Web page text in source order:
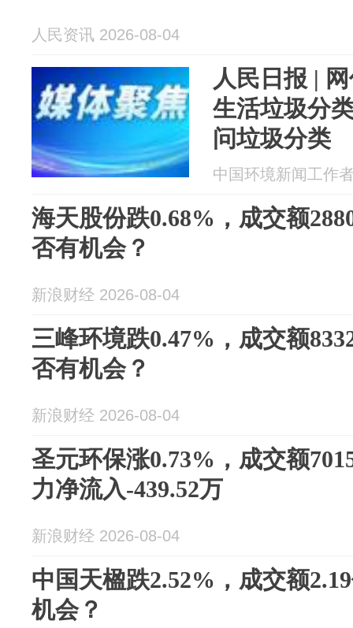
人民资讯 2026-08-04
人民日报 |
生活垃圾分
问垃圾分类
中国环境新闻工作
海天股份跌0.68%，成交额
否有机会？
新浪财经 2026-08-04
三峰环境跌0.47%，成交额
否有机会？
新浪财经 2026-08-04
圣元环保涨0.73%，成交额
力净流入-439.52万
新浪财经 2026-08-04
中国天楹跌2.52%，成交额
机会？